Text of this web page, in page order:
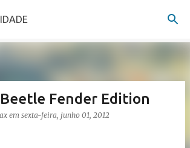
para o conteúdo principal
Fender Edition
em sexta-feira, junho 01, 2012